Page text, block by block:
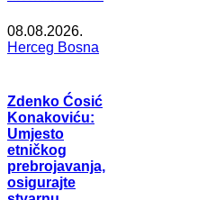
08.08.2026.
Herceg Bosna
Zdenko Ćosić
Konakoviću:
Umjesto
etničkog
prebrojavanja,
osigurajte